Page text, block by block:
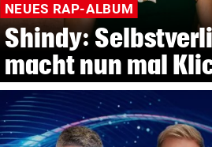
NEUES RAP-ALBUM
Shindy:
macht nun mal